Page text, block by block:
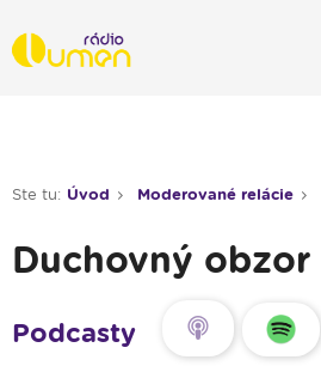
Ste tu: Úvod Moderované relácie
Duchovný obzor
Podcasty